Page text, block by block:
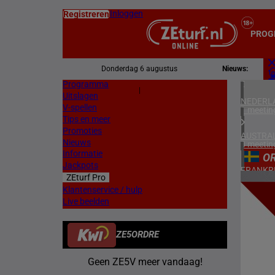
RegistrerenInloggen
Donderdag 6 augustus Nieuws:
Programma
Uitslagen
V-spellen
Tips en meer
Promoties
Nieuws
Informatie
Jackpots
ZEturf Pro
Klantenservice / hulp
Live beelden
ZE5ORDRE
Geen ZE5V meer vandaag!
1
4
1
6
10/08/